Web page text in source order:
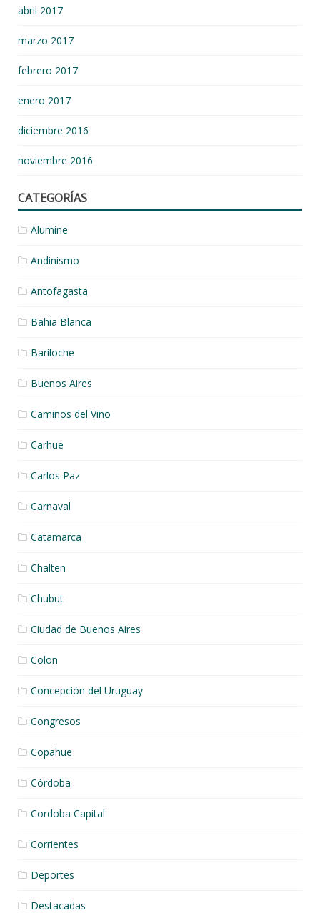
abril 2017
marzo 2017
febrero 2017
enero 2017
diciembre 2016
noviembre 2016
CATEGORÍAS
Alumine
Andinismo
Antofagasta
Bahia Blanca
Bariloche
Buenos Aires
Caminos del Vino
Carhue
Carlos Paz
Carnaval
Catamarca
Chalten
Chubut
Ciudad de Buenos Aires
Colon
Concepción del Uruguay
Congresos
Copahue
Córdoba
Cordoba Capital
Corrientes
Deportes
Destacadas